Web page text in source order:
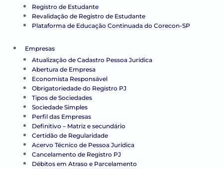
Registro de Estudante
Revalidação de Registro de Estudante
Plataforma de Educação Continuada do Corecon-SP
Empresas
Atualização de Cadastro Pessoa Jurídica
Abertura de Empresa
Economista Responsável
Obrigatoriedade do Registro PJ
Tipos de Sociedades
Sociedade Simples
Perfil das Empresas
Definitivo – Matriz e secundário
Certidão de Regularidade
Acervo Técnico de Pessoa Jurídica
Cancelamento de Registro PJ
Débitos em Atraso e Parcelamento